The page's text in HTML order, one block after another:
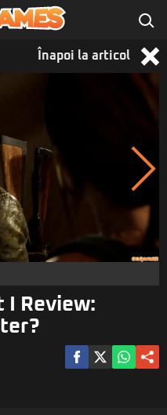
Înapoi la articol
I Review: